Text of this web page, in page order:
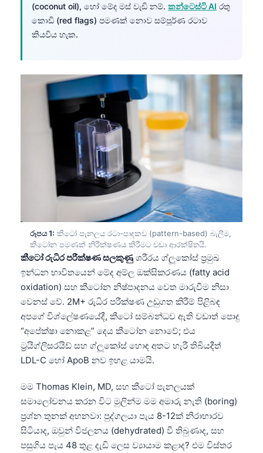
(coconut oil), හෝ මේද මස් වැඩි නම්. කන්ටෙස්ටි AI රතු
කොඩි (red flags) පමණක් නොව සම්පූර්ණ රටාව
කියවිය හැක.
රූපය 1: කීටෝ පැනලය රටා-පාදකව (pattern-based) බැලීම,
කීටෝන පමණක් නිරීක්ෂණය කිරීමට වඩා ආරක්ෂිතයි.
කීටෝ රුධිර පරීක්ෂණ සලකුණු ශරීරය ග්ලූකෝස් ප්‍රමුඛ
ඉන්ධන භාවිතයෙන් මේද අම්ල ඔක්සිකරණය (fatty acid
oxidation) සහ කීටෝන නිෂ්පාදනය වෙත මාරුවීම නිසා
වෙනස් වේ. 2M+ රුධිර පරීක්ෂණ උඩුගත කිරීම් පිළිබඳ
අපගේ විශ්ලේෂණයේදී, කීටෝ සම්බන්ධව ඇති වඩාත් පොදු
“අපේක්ෂා නොකළ” දෙය කීටෝන නොවේ; එය
ට්‍රයිග්ලිසරයිඩ් සහ ග්ලූකෝස් හොඳ අතට හැරී තිබියදීත්
LDL-C හෝ ApoB නව ඉහළ යාමයි.
මම Thomas Klein, MD, සහ කීටෝ පැනලයක්
සමාලෝචනය කරන විට මුලින්ම මම අමාරු නැති (boring)
ප්‍රශ්න තුනක් අහනවා: පුද්ගලයා පැය 8-12ක් නිරාහාරව
සිටියාද, ඔවුන් විජලනය (dehydrated) වී තිබුණාද, සහ
පසුගිය පැය 48 තුළ දැඩි ලෙස ව්‍යායාම කළාද? එම විස්තර